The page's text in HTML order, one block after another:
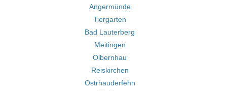
Angermünde
Tiergarten
Bad Lauterberg
Meitingen
Olbernhau
Reiskirchen
Ostrhauderfehn